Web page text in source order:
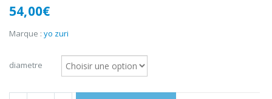
54,00€
Marque : yo zuri
diametre